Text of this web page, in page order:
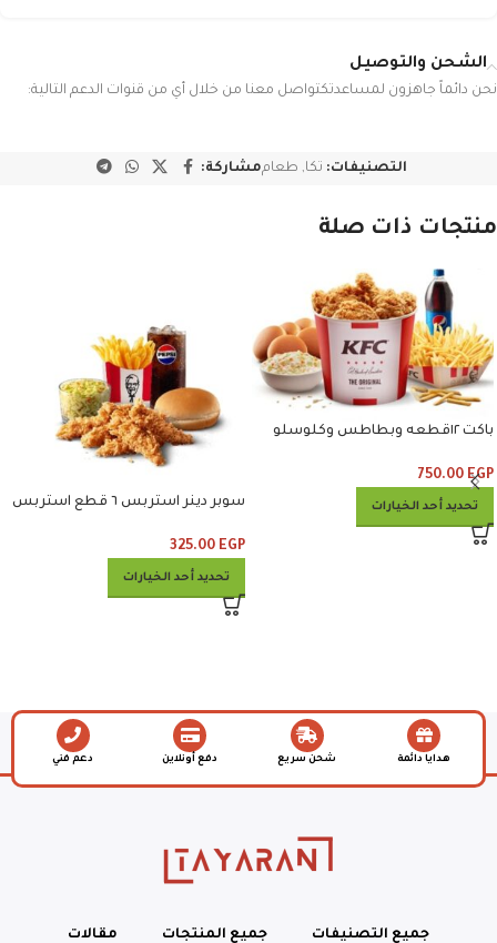
الشحن والتوصيل
نحن دائماً جاهزون لمساعدتكتواصل معنا من خلال أي من قنوات الدعم التالية:
التصنيفات: تكا, طعاممشاركة:
منتجات ذات صلة
باكت ١٢قطعه وبطاطس وكلوسلو
750.00 EGP
تحديد أحد الخيارات
سوبر دينر استربس ٦ قطع استربس
325.00 EGP
تحديد أحد الخيارات
هدايا دائمة شحن سريع دفع أونلاين دعم فني
جميع التصنيفات جميع المنتجات مقالات